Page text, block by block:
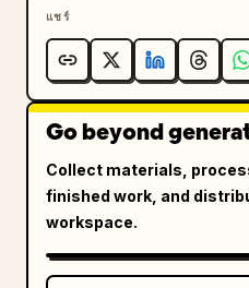
แชร์
Go beyond
Collect materials,
finished work, and
workspace.